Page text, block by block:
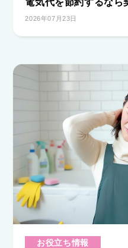
2026年07月23日
お役立ち情報